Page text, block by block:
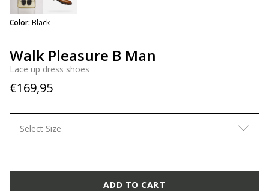
Walk Pleasure B Man
Lace up dress shoes
€169,95
Color: Black
selected
Select Size
ADD TO CART